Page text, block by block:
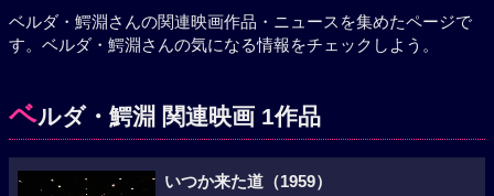
ベルダ・鰐淵さんの関連映画作品・ニュースを集めたページで
す。ベルダ・鰐淵さんの気になる情報をチェックしよう。
ベルダ・鰐淵 関連映画 1作品
いつか来た道（1959）